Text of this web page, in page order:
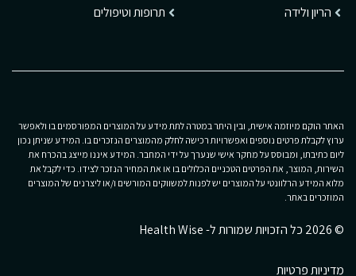
הריון ולידה
תרופות וטיפולים
האתר הוקם מיוזמה אישית, ובין היתר במטרה לתת מידע על המוצרים המפורסמים בו ולאפשר
ערוץ לקבלת פרטים נוספים ואפשרויות רכישה לחלק מהמוצרים הנזכרים בו. המידע שניתן נכון
ליום כתיבתו, ומבוסס על מחקר אישי שנערך על ידי המחבר. המידע איננו מייצג בהכרח את
השירות, המוצר, את הפרטים הטכניים הכלולים בו או את המחיר הנזכר לצידו. כדי לקבל את
מלוא המידע הרלוונטי על המוצרים יש לפנות למשווקים המורשים ו/או ליצרנים של המוצרים
המוזכרים באתר.
© 2026 כל הזכויות שמורות ל- Health Wise
מדיניות פרטיות